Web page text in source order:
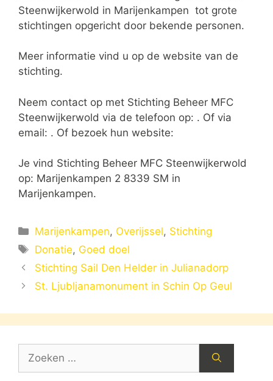
Steenwijkerwold in Marijenkampen tot grote
stichtingen opgericht door bekende personen.
Meer informatie vind u op de website van de
stichting.
Neem contact op met Stichting Beheer MFC
Steenwijkerwold via de telefoon op: . Of via
email: . Of bezoek hun website:
Je vind Stichting Beheer MFC Steenwijkerwold
op: Marijenkampen 2 8339 SM in
Marijenkampen.
Categorieën
Marijenkampen, Overijssel, Stichting
Tags
Donatie, Goed doel
Stichting Sail Den Helder in Julianadorp
St. Ljubljanamonument in Schin Op Geul
Zoek